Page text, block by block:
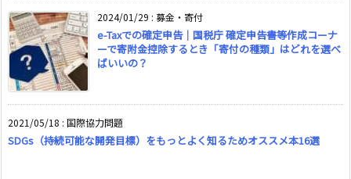
2024/01/29 : 募金・寄付
e-Taxでの確定申告｜国税庁 確定申告書等作成コーナ
ーで寄附金控除するとき「寄付の種類」はどれを選べ
ばいいの？
2021/05/18 : 国際協力問題
SDGs（持続可能な開発目標）をもっとよく知るためオススメ本16選